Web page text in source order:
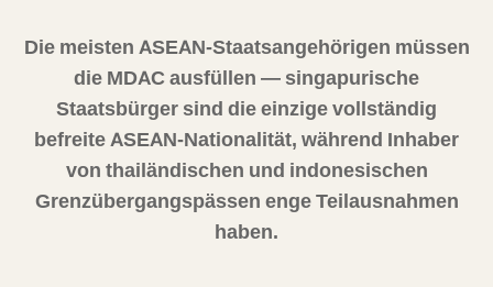
Die meisten ASEAN-Staatsangehörigen müssen
die MDAC ausfüllen — singapurische
Staatsbürger sind die einzige vollständig
befreite ASEAN-Nationalität, während Inhaber
von thailändischen und indonesischen
Grenzübergangspässen enge Teilausnahmen
haben.